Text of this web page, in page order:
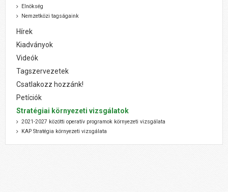
Elnökség
Nemzetközi tagságaink
Hírek
Kiadványok
Videók
Tagszervezetek
Csatlakozz hozzánk!
Petíciók
Stratégiai környezeti vizsgálatok
2021-2027 közötti operatív programok környezeti vizsgálata
KAP Stratégia környezeti vizsgálata